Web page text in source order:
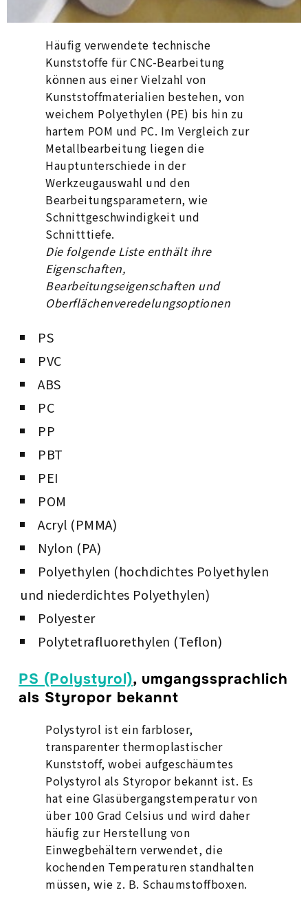
Häufig verwendete technische
Kunststoffe für CNC-Bearbeitung
können aus einer Vielzahl von
Kunststoffmaterialien bestehen, von
weichem Polyethylen (PE) bis hin zu
hartem POM und PC. Im Vergleich zur
Metallbearbeitung liegen die
Hauptunterschiede in der
Werkzeugauswahl und den
Bearbeitungsparametern, wie
Schnittgeschwindigkeit und
Schnitttiefe.
Die folgende Liste enthält ihre
Eigenschaften,
Bearbeitungseigenschaften und
Oberflächenveredelungsoptionen
PS
PVC
ABS
PC
PP
PBT
PEI
POM
Acryl (PMMA)
Nylon (PA)
Polyethylen (hochdichtes Polyethylen
und niederdichtes Polyethylen)
Polyester
Polytetrafluorethylen (Teflon)
PS (Polystyrol), umgangssprachlich
als Styropor bekannt
Polystyrol ist ein farbloser,
transparenter thermoplastischer
Kunststoff, wobei aufgeschäumtes
Polystyrol als Styropor bekannt ist. Es
hat eine Glasübergangstemperatur von
über 100 Grad Celsius und wird daher
häufig zur Herstellung von
Einwegbehältern verwendet, die
kochenden Temperaturen standhalten
müssen, wie z. B. Schaumstoffboxen.